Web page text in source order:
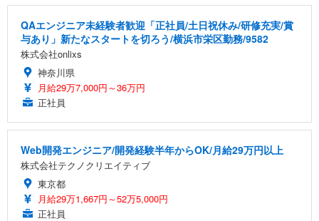
QAエンジニア未経験者歓迎「正社員/土日祝休み/研修充実/賞
与あり」新たなスタートを切ろう/横浜市栄区勤務/9582
株式会社onlixs
神奈川県
月給29万7,000円～36万円
正社員
Web開発エンジニア/開発経験半年からOK/月給29万円以上
株式会社テクノクリエイティブ
東京都
月給29万1,667円～52万5,000円
正社員